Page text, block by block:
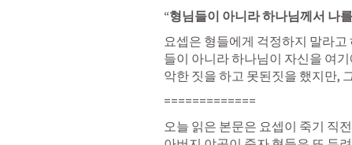
“형님들이 아니라 하나님께서 나
요셉은 형들에게 걱정하지 말라고
들이 아니라 하나님이 자신을 여
악한 짓을 하고 못된짓을 했지만,
=============
오늘 읽은 본문은 요셉이 죽기 직